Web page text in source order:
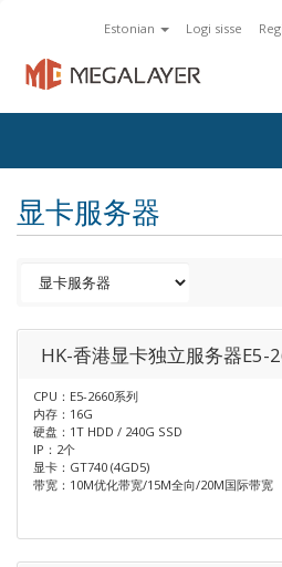
Estonian Logi sisse
显卡服务器
HK-香港显卡独立服务器E5-
CPU：E5-2660系列
内存：16G
硬盘：1T HDD / 240G SSD
IP：2个
显卡：GT740 (4GD5)
带宽：10M优化带宽/15M全向/20M国际带宽